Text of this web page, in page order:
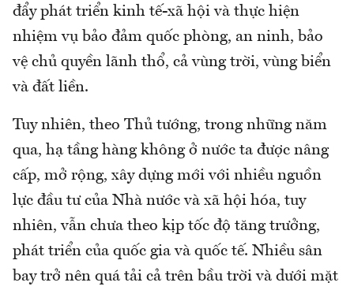
đẩy phát triển kinh tế-xã hội và thực hiện
nhiệm vụ bảo đảm quốc phòng, an ninh, bảo
vệ chủ quyền lãnh thổ, cả vùng trời, vùng biển
và đất liền.
Tuy nhiên, theo Thủ tướng, trong những năm
qua, hạ tầng hàng không ở nước ta được nâng
cấp, mở rộng, xây dựng mới với nhiều nguồn
lực đầu tư của Nhà nước và xã hội hóa, tuy
nhiên, vẫn chưa theo kịp tốc độ tăng trưởng,
phát triển của quốc gia và quốc tế. Nhiều sân
bay trở nên quá tải cả trên bầu trời và dưới mặt